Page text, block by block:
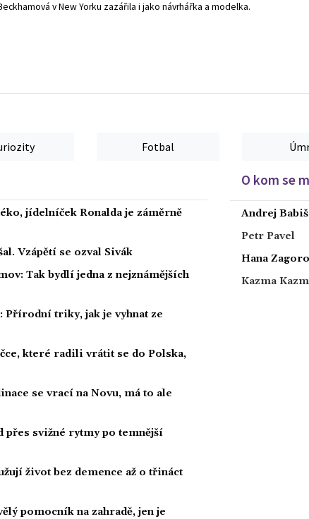
v New Yorku zazářila i jako návrhářka a modelka.
Fotbal
jídelníček Ronalda je záměrně
Vzápětí se ozval Sivák
Tak bydlí jedna z nejznámějších
Přírodní triky, jak je vyhnat ze
které radili vrátit se do Polska,
se vrací na Novu, má to ale
přes svižné rytmy po temnější
život bez demence až o třináct
pomocník na zahradě, jen je
O kom se
Andrej Babiš
Petr Pavel
Hana
Kazma